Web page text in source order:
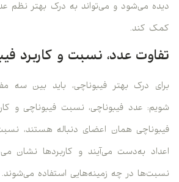
دیده می‌شود و می‌تواند به درک بهتر نظم
کمک کند.
تفاوت عدد، نسبت و کاربرد
برای درک بهتر فیبوناچی، باید بین سه
شویم: عدد فیبوناچی، نسبت فیبوناچی و
فیبوناچی همان اعضای دنباله هستند،
اعداد به‌دست می‌آیند و کاربردها نشان
نسبت‌ها در چه زمینه‌هایی استفاده می‌شوند.